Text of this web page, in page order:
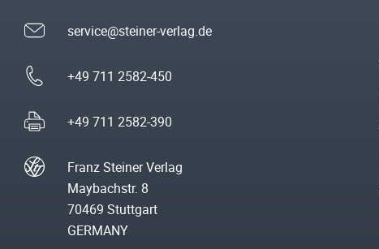
service@steiner-verlag.de
+49 711 2582-450
+49 711 2582-390
Franz Steiner Verlag
Maybachstr. 8
70469 Stuttgart
GERMANY